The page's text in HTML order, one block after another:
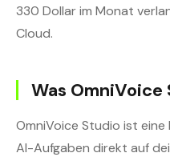
330 Dollar im Monat
Cloud.
Was OmniVoice
OmniVoice Studio ist
AI-Aufgaben direkt auf